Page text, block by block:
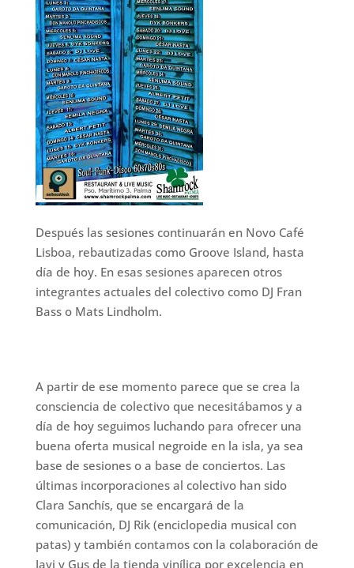
Después las sesiones continuarán en Novo Café
Lisboa, rebautizadas como Groove Island, hasta
día de hoy. En esas sesiones aparecen otros
integrantes actuales del colectivo como DJ Fran
Bass o Mats Lindholm.
A partir de ese momento parece que se crea la
consciencia de colectivo que necesitábamos y a
día de hoy seguimos luchando para ofrecer una
buena oferta musical negroide en la isla, ya sea
base de sesiones o a base de conciertos. Las
últimas incorporaciones al colectivo han sido
Clara Sanchís, que se encargará de la
comunicación, DJ Rik (enciclopedia musical con
patas) y también contamos con la colaboración de
Javi y Gus de la tienda vinílica por excelencia en